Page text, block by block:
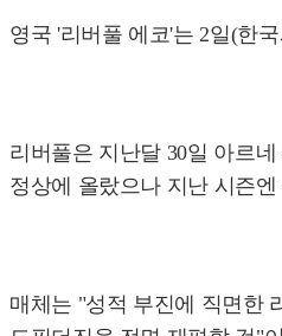
영국 '리버풀 에코'는 2일(한
리버풀은 지난달 30일 아르
정상에 올랐으나 지난 시즌
매체는 "성적 부진에 직면한